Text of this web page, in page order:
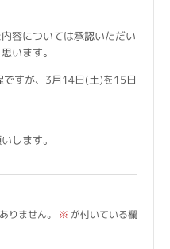
容については承認いただい
います。
すが、3月14日(土)を15日
します。
りません。 ※ が付いている欄